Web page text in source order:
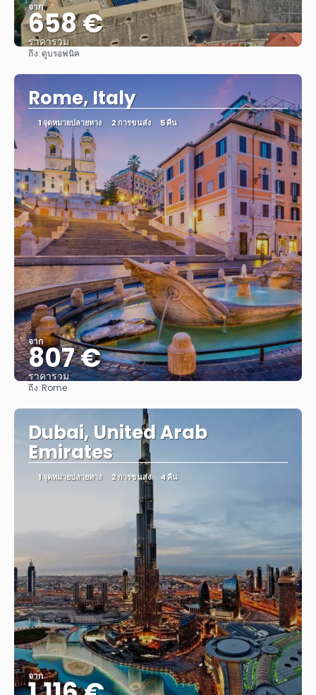
จาก
658 €
ราคารวม
ถึง:ดูบรอฟนิค
Rome, Italy
1 จุดหมายปลายทาง 2 การขนส่ง 5 คืน
จาก
807 €
ราคารวม
ถึง:Rome
Dubai, United Arab
Emirates
1 จุดหมายปลายทาง 2 การขนส่ง 4 คืน
จาก